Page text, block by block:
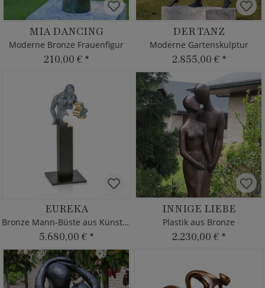
MIA DANCING
Moderne Bronze Frauenfigur
210,00 € *
DER TANZ
Moderne Gartenskulptur
2.855,00 € *
EUREKA
Bronze Mann-Büste aus Künstlerhand
5.680,00 € *
INNIGE LIEBE
Plastik aus Bronze
2.230,00 € *